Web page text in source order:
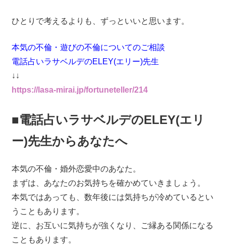
ひとりで考えるよりも、ずっといいと思います。
本気の不倫・遊びの不倫についてのご相談
電話占いラサベルデのELEY(エリー)先生
↓↓
https://lasa-mirai.jp/fortuneteller/214
■電話占いラサベルデのELEY(エリ
ー)先生からあなたへ
本気の不倫・婚外恋愛中のあなた。
まずは、あなたのお気持ちを確かめていきましょう。
本気ではあっても、数年後には気持ちが冷めているとい
うこともあります。
逆に、お互いに気持ちが強くなり、ご縁ある関係になる
こともあります。